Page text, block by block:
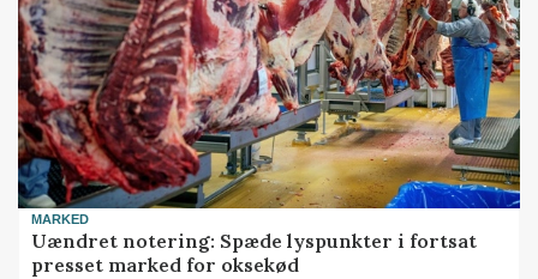
MARKED
Uændret notering: Spæde lyspunkter i fortsat
presset marked for oksekød